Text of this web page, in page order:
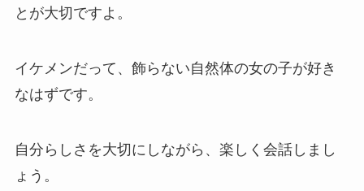
とが大切ですよ。
イケメンだって、飾らない自然体の女の子が好き
なはずです。
自分らしさを大切にしながら、楽しく会話しまし
ょう。